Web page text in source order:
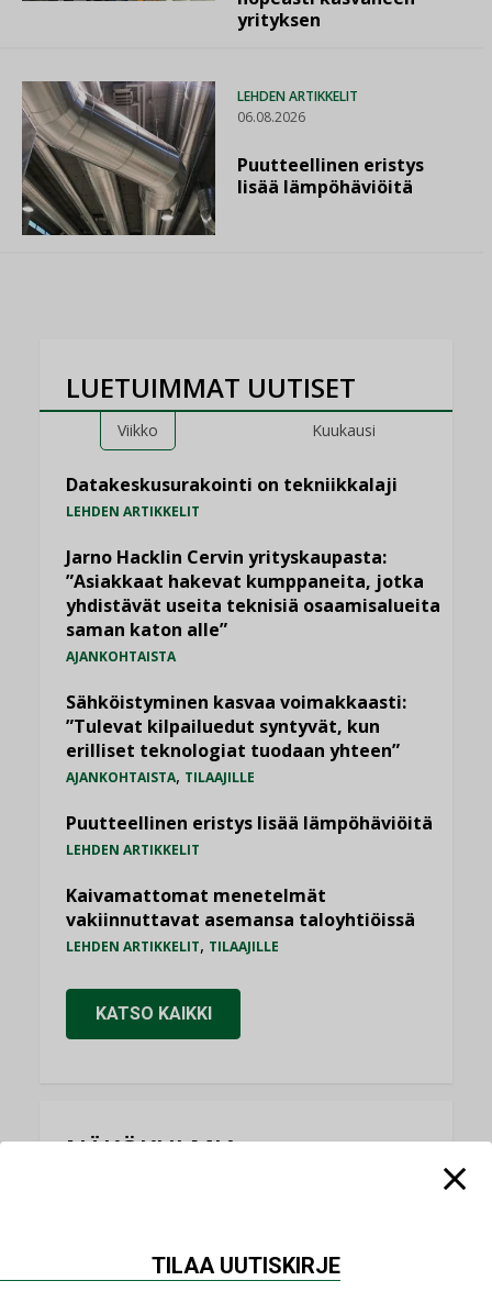
yrityksen
LEHDEN ARTIKKELIT
06.08.2026
Puutteellinen eristys
lisää lämpöhäviöitä
LUETUIMMAT UUTISET
Viikko Kuukausi
Datakeskusurakointi on tekniikkalaji
LEHDEN ARTIKKELIT
Jarno Hacklin Cervin yrityskaupasta:
”Asiakkaat hakevat kumppaneita, jotka
yhdistävät useita teknisiä osaamisalueita
saman katon alle”
AJANKOHTAISTA
Sähköistyminen kasvaa voimakkaasti:
”Tulevat kilpailuedut syntyvät, kun
erilliset teknologiat tuodaan yhteen”
AJANKOHTAISTA, TILAAJILLE
Puutteellinen eristys lisää lämpöhäviöitä
LEHDEN ARTIKKELIT
Kaivamattomat menetelmät
vakiinnuttavat asemansa taloyhtiöissä
LEHDEN ARTIKKELIT, TILAAJILLE
KATSO KAIKKI
NÄKÖKULMIA
TILAA UUTISKIRJE